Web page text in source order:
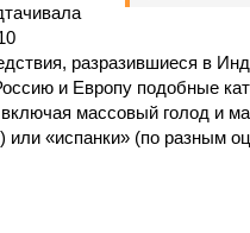
разразившиеся в
и Европу подобные
включая массовый голод и
«испанки» (по разным